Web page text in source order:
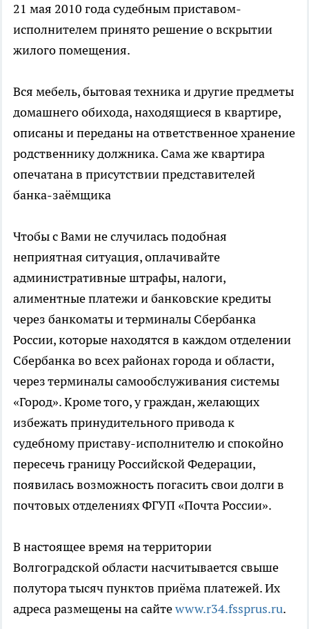
21 мая 2010 года судебным приставом-
исполнителем принято решение о вскрытии
жилого помещения.
Вся мебель, бытовая техника и другие предметы
домашнего обихода, находящиеся в квартире,
описаны и переданы на ответственное хранение
родственнику должника. Сама же квартира
опечатана в присутствии представителей
банка-заёмщика
Чтобы с Вами не случилась подобная
неприятная ситуация, оплачивайте
административные штрафы, налоги,
алиментные платежи и банковские кредиты
через банкоматы и терминалы Сбербанка
России, которые находятся в каждом отделении
Сбербанка во всех районах города и области,
через терминалы самообслуживания системы
«Город». Кроме того, у граждан, желающих
избежать принудительного привода к
судебному приставу-исполнителю и спокойно
пересечь границу Российской Федерации,
появилась возможность погасить свои долги в
почтовых отделениях ФГУП «Почта России».
В настоящее время на территории
Волгоградской области насчитывается свыше
полутора тысяч пунктов приёма платежей. Их
адреса размещены на сайтеwww.r34.fssprus.ru.